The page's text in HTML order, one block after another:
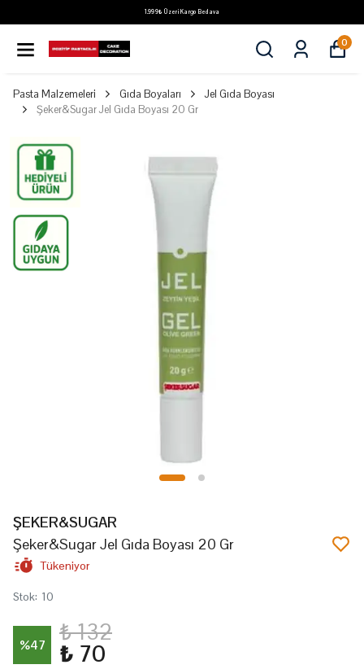
1.999₺ Üzeri Kargo Bedava
0
Pasta Malzemeleri Gıda Boyaları
Jel Gıda Boyası
Şeker&Sugar Jel Gıda Boyası 20 Gr
ŞEKER&SUGAR
Şeker&Sugar Jel Gıda Boyası 20 Gr
Tükeniyor
Stok: 10
%47 ₺ 132
₺ 70